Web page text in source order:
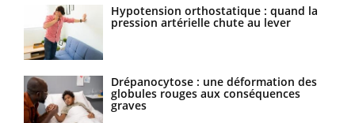
Hypotension orthostatique : quand la
pression artérielle chute au lever
Drépanocytose : une déformation des
globules rouges aux conséquences
graves